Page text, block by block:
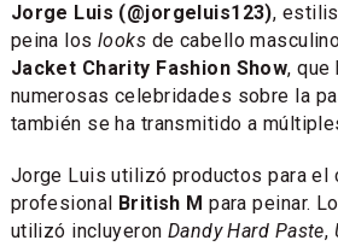
Jorge Luis (@jorgeluis123),
peina los looks de cabello
Jacket Charity Fashion Show, que
numerosas celebridades sobre la
también se ha transmitido a
Jorge Luis utilizó productos para el
profesional
British M para peinar.
utilizó incluyeron Dandy Hard Paste,